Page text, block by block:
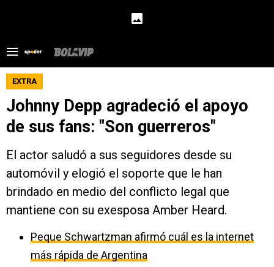
EXTRA
Johnny Depp agradeció el apoyo
de sus fans: "Son guerreros"
El actor saludó a sus seguidores desde su
automóvil y elogió el soporte que le han
brindado en medio del conflicto legal que
mantiene con su exesposa Amber Heard.
Peque Schwartzman afirmó cuál es la internet
más rápida de Argentina